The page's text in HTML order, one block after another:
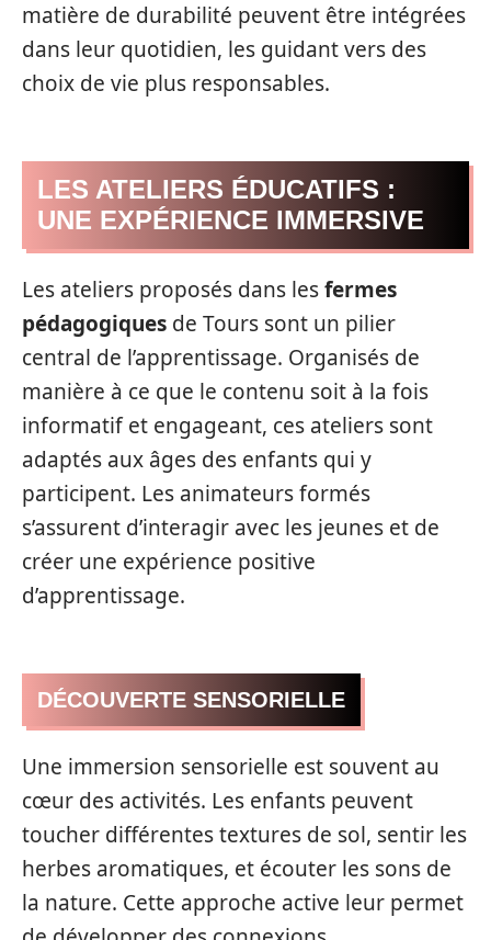
matière de durabilité peuvent être intégrées
dans leur quotidien, les guidant vers des
choix de vie plus responsables.
LES ATELIERS ÉDUCATIFS :
UNE EXPÉRIENCE IMMERSIVE
Les ateliers proposés dans lesfermes
pédagogiques de Tours sont un pilier
central de l’apprentissage. Organisés de
manière à ce que le contenu soit à la fois
informatif et engageant, ces ateliers sont
adaptés aux âges des enfants qui y
participent. Les animateurs formés
s’assurent d’interagir avec les jeunes et de
créer une expérience positive
d’apprentissage.
DÉCOUVERTE SENSORIELLE
Une immersion sensorielle est souvent au
cœur des activités. Les enfants peuvent
toucher différentes textures de sol, sentir les
herbes aromatiques, et écouter les sons de
la nature. Cette approche active leur permet